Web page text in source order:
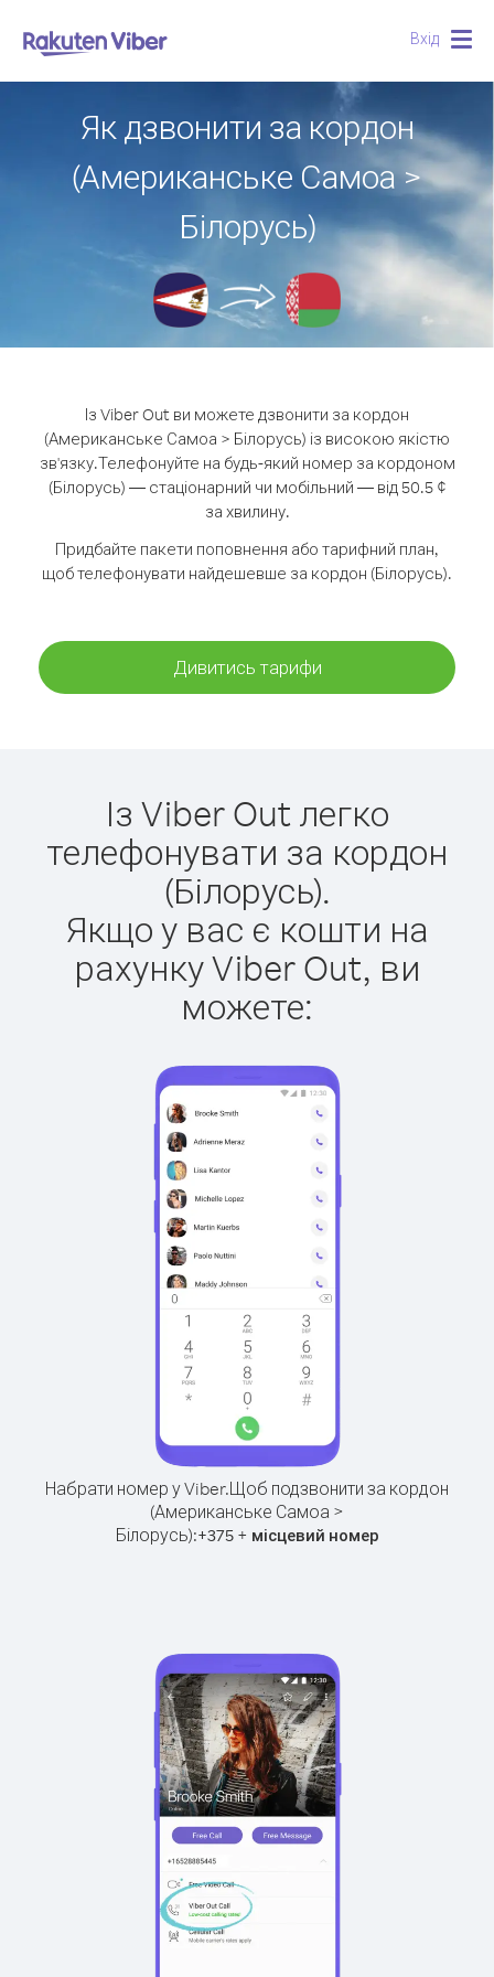
Вхід
Як дзвонити за кордон
(Американське Самоа >
Білорусь)
Із Viber Out ви можете дзвонити за кордон
(Американське Самоа > Білорусь) із високою якістю
зв'язку.Телефонуйте на будь-який номер за кордоном
(Білорусь) — стаціонарний чи мобільний — від 50.5 ¢
за хвилину.
Придбайте пакети поповнення або тарифний план,
щоб телефонувати найдешевше за кордон (Білорусь).
Дивитись тарифи
Із Viber Out легко
телефонувати за кордон
(Білорусь).
Якщо у вас є кошти на
рахунку Viber Out, ви
можете:
Набрати номер у Viber.Щоб подзвонити за кордон
(Американське Самоа >
Білорусь):+375+ місцевий номер